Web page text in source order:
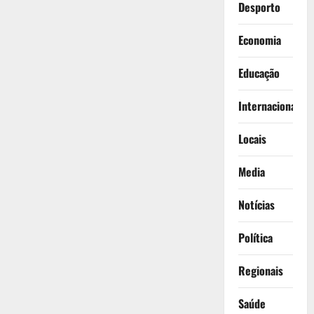
Desporto
Economia
Educação
Internacionais
Locais
Media
Notícias
Política
Regionais
Saúde